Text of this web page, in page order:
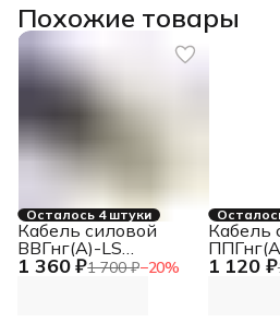
Похожие товары
Осталось 4 штуки
1 360 ₽1 700 ₽−20%
Кабель силовой
ВВГнг(А)-LS
5Х10ок(N.PE)-0.660
1 120 ₽
Кабель